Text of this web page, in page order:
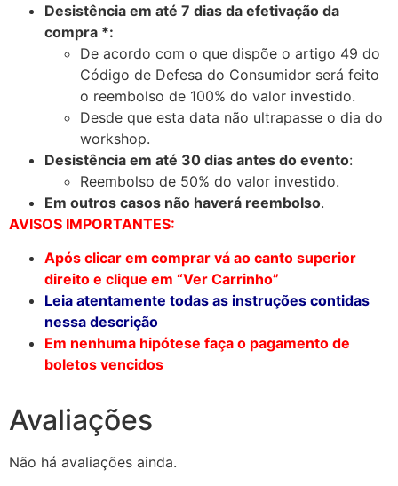
Desistência em até 7 dias da efetivação da
compra *:
De acordo com o que dispõe o artigo 49 do
Código de Defesa do Consumidor será feito
o reembolso de 100% do valor investido.
Desde que esta data não ultrapasse o dia do
workshop.
Desistência em até 30 dias antes do evento:
Reembolso de 50% do valor investido.
Em outros casos não haverá reembolso.
AVISOS IMPORTANTES:
Após clicar em comprar vá ao canto superior
direito e clique em “Ver Carrinho”
Leia atentamente todas as instruções contidas
nessa descrição
Em nenhuma hipótese faça o pagamento de
boletos vencidos
Avaliações
Não há avaliações ainda.